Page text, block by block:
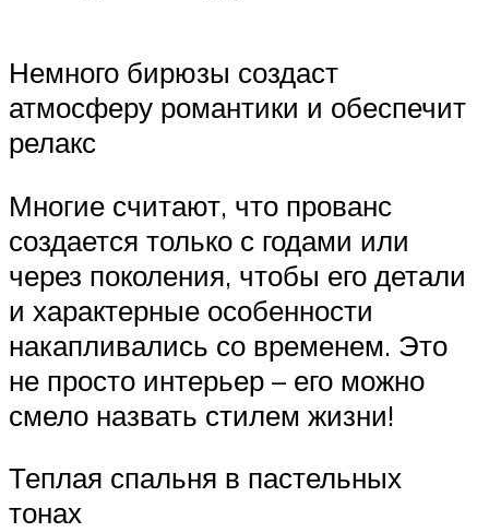
Немного бирюзы создаст
атмосферу романтики и обеспечит
релакс
Многие считают, что прованс
создается только с годами или
через поколения, чтобы его детали
и характерные особенности
накапливались со временем. Это
не просто интерьер – его можно
смело назвать стилем жизни!
Теплая спальня в пастельных
тонах